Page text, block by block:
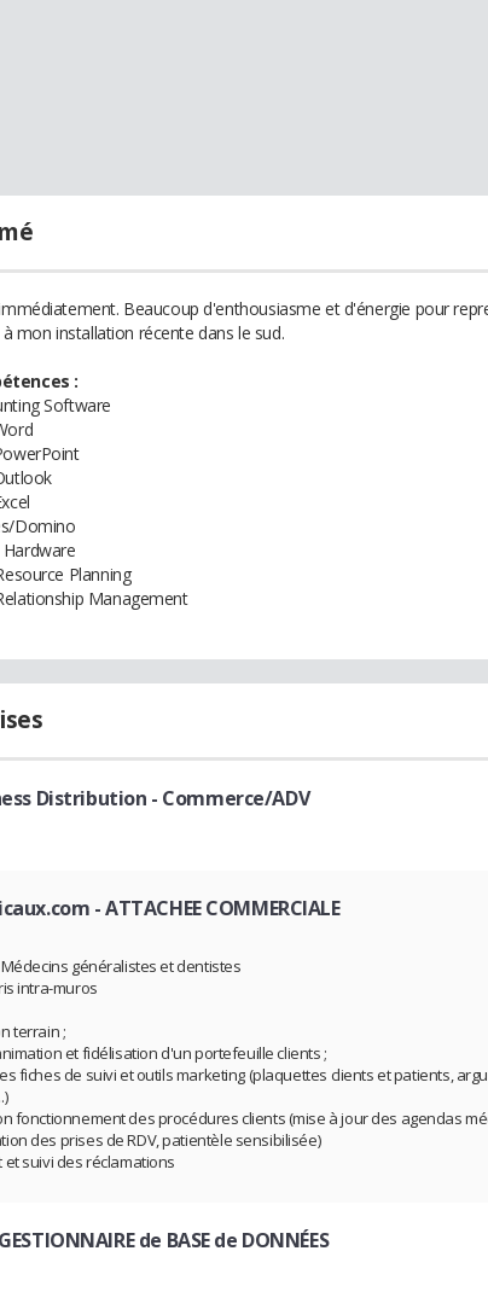
Beaucoup d'enthousiasme et d'énergie pour
mon installation récente dans le sud.
:
Software
Domino
Planning
Management
Distribution - Commerce/ADV
- ATTACHEE COMMERCIALE
Médecins généralistes et dentistes
intra-muros
terrain ;
et fidélisation d'un portefeuille clients ;
fiches de suivi et outils marketing (plaquettes clients et patients,
fonctionnement des procédures clients (mise à jour des agendas
des prises de RDV, patientèle sensibilisée)
suivi des réclamations
de BASE de DONNÉES